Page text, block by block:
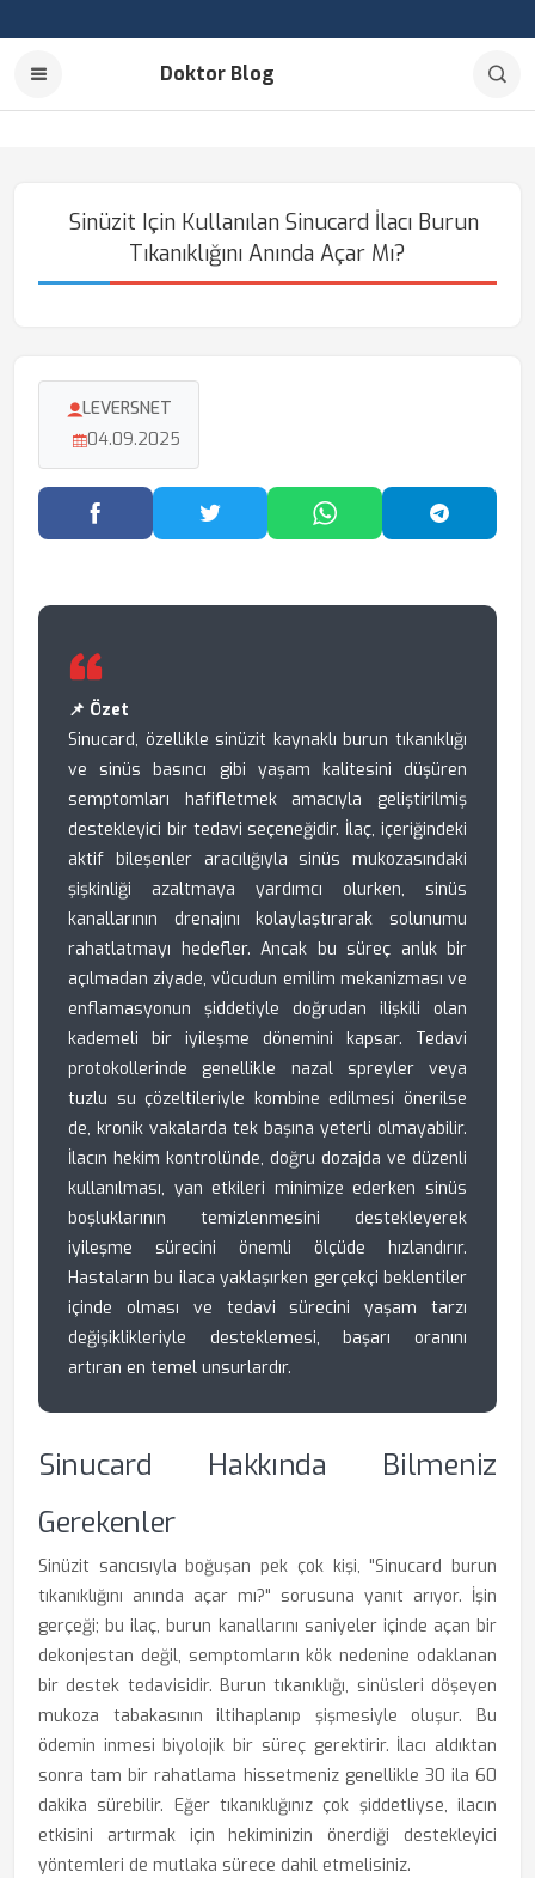
Doktor Blog
Sinüzit Için Kullanılan Sinucard İlacı Burun
Tıkanıklığını Anında Açar Mı?
LEVERSNET
04.09.2025
Facebook'ta PaylaşTwitter'da PaylaşWhatsApp'ta Paylaş
📌 Özet
Sinucard, özellikle sinüzit kaynaklı burun tıkanıklığı
ve sinüs basıncı gibi yaşam kalitesini düşüren
semptomları hafifletmek amacıyla geliştirilmiş
destekleyici bir tedavi seçeneğidir. İlaç, içeriğindeki
aktif bileşenler aracılığıyla sinüs mukozasındaki
şişkinliği azaltmaya yardımcı olurken, sinüs
kanallarının drenajını kolaylaştırarak solunumu
rahatlatmayı hedefler. Ancak bu süreç anlık bir
açılmadan ziyade, vücudun emilim mekanizması ve
enflamasyonun şiddetiyle doğrudan ilişkili olan
kademeli bir iyileşme dönemini kapsar. Tedavi
protokollerinde genellikle nazal spreyler veya
tuzlu su çözeltileriyle kombine edilmesi önerilse
de, kronik vakalarda tek başına yeterli olmayabilir.
İlacın hekim kontrolünde, doğru dozajda ve düzenli
kullanılması, yan etkileri minimize ederken sinüs
boşluklarının temizlenmesini destekleyerek
iyileşme sürecini önemli ölçüde hızlandırır.
Hastaların bu ilaca yaklaşırken gerçekçi beklentiler
içinde olması ve tedavi sürecini yaşam tarzı
değişiklikleriyle desteklemesi, başarı oranını
artıran en temel unsurlardır.
Sinucard Hakkında Bilmeniz
Gerekenler
Sinüzit sancısıyla boğuşan pek çok kişi, "Sinucard burun
tıkanıklığını anında açar mı?" sorusuna yanıt arıyor. İşin
gerçeği; bu ilaç, burun kanallarını saniyeler içinde açan bir
dekonjestan değil, semptomların kök nedenine odaklanan
bir destek tedavisidir. Burun tıkanıklığı, sinüsleri döşeyen
mukoza tabakasının iltihaplanıp şişmesiyle oluşur. Bu
ödemin inmesi biyolojik bir süreç gerektirir. İlacı aldıktan
sonra tam bir rahatlama hissetmeniz genellikle 30 ila 60
dakika sürebilir. Eğer tıkanıklığınız çok şiddetliyse, ilacın
etkisini artırmak için hekiminizin önerdiği destekleyici
yöntemleri de mutlaka sürece dahil etmelisiniz.